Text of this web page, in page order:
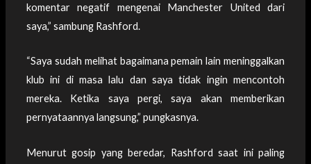
komentar negatif mengenai Manchester United dari
saya,” sambung Rashford.
“Saya sudah melihat bagaimana pemain lain meninggalkan
klub ini di masa lalu dan saya tidak ingin mencontoh
mereka. Ketika saya pergi, saya akan memberikan
pernyataannya langsung,” pungkasnya.
Menurut gosip yang beredar, Rashford saat ini paling